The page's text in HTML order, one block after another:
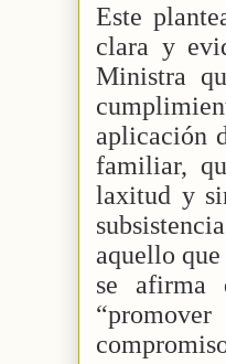
Este
clara y
Ministra
aplicación
familiar,
laxitud y
aquello
se afirma